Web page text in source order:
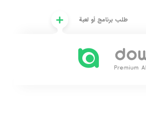
طلب برنامج أو لعبة